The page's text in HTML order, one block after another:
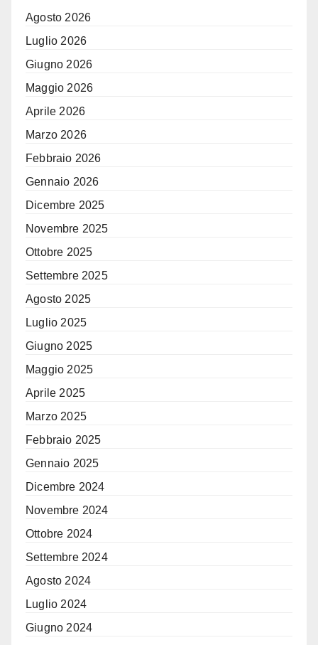
Agosto 2026
Luglio 2026
Giugno 2026
Maggio 2026
Aprile 2026
Marzo 2026
Febbraio 2026
Gennaio 2026
Dicembre 2025
Novembre 2025
Ottobre 2025
Settembre 2025
Agosto 2025
Luglio 2025
Giugno 2025
Maggio 2025
Aprile 2025
Marzo 2025
Febbraio 2025
Gennaio 2025
Dicembre 2024
Novembre 2024
Ottobre 2024
Settembre 2024
Agosto 2024
Luglio 2024
Giugno 2024